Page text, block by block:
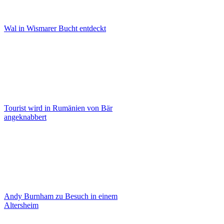
Wal in Wismarer Bucht entdeckt
Tourist wird in Rumänien von Bär
angeknabbert
Andy Burnham zu Besuch in einem
Altersheim